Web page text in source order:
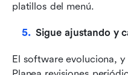
platillos del menú.
Sigue ajustando y
El software evoluciona,